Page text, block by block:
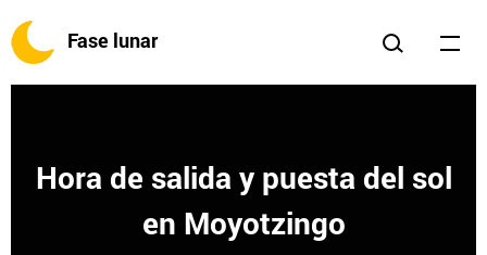
Fase lunar
Hora de salida y puesta del sol
en Moyotzingo